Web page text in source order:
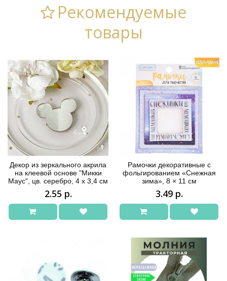
Рекомендуемые
товары
Декор из зеркального акрила
на клеевой основе "Микки
Маус", цв. серебро, 4 х 3,4 см
2.55 р.
Рамочки декоративные с
фольгированием «Снежная
зима», 8 × 11 см
3.49 р.